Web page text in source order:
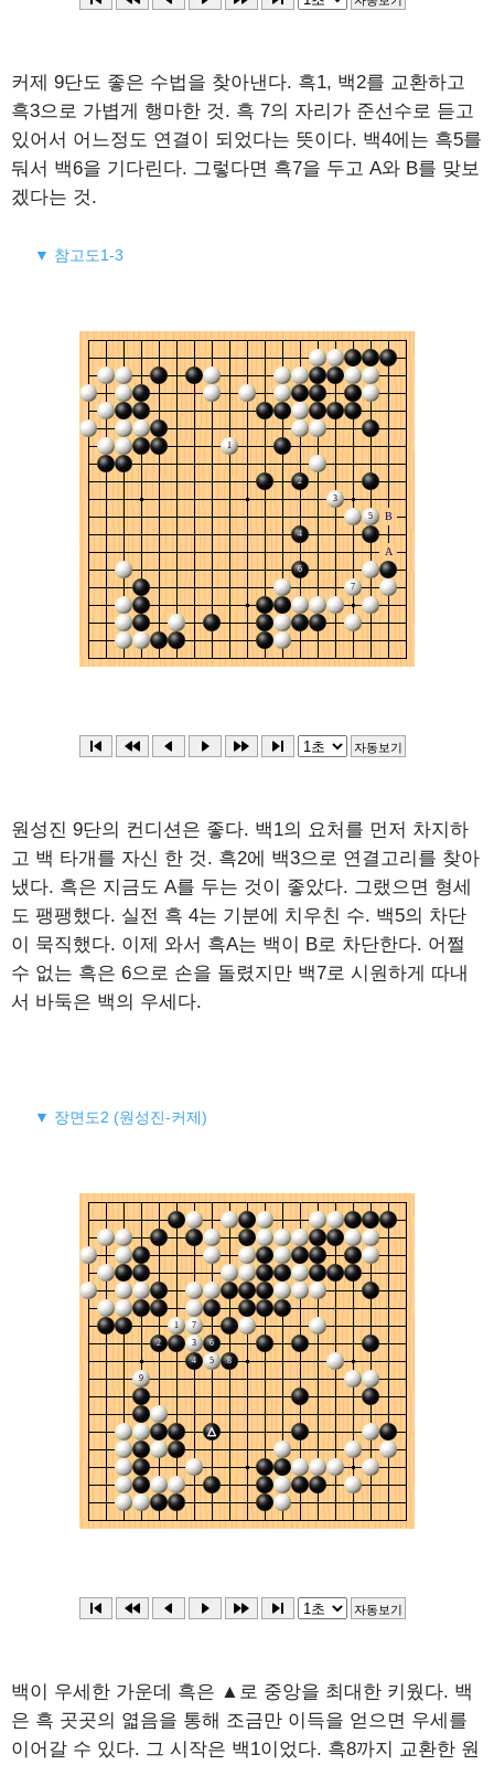
커제 9단도 좋은 수법을 찾아낸다. 흑1, 백2를 교환하고
흑3으로 가볍게 행마한 것. 흑 7의 자리가 준선수로 듣고
있어서 어느정도 연결이 되었다는 뜻이다. 백4에는 흑5를
둬서 백6을 기다린다. 그렇다면 흑7을 두고 A와 B를 맞보
겠다는 것.
▼ 참고도1-3
원성진 9단의 컨디션은 좋다. 백1의 요처를 먼저 차지하
고 백 타개를 자신 한 것. 흑2에 백3으로 연결고리를 찾아
냈다. 흑은 지금도 A를 두는 것이 좋았다. 그랬으면 형세
도 팽팽했다. 실전 흑 4는 기분에 치우친 수. 백5의 차단
이 묵직했다. 이제 와서 흑A는 백이 B로 차단한다. 어쩔
수 없는 흑은 6으로 손을 돌렸지만 백7로 시원하게 따내
서 바둑은 백의 우세다.
▼ 장면도2 (원성진-커제)
백이 우세한 가운데 흑은 ▲로 중앙을 최대한 키웠다. 백
은 흑 곳곳의 엷음을 통해 조금만 이득을 얻으면 우세를
이어갈 수 있다. 그 시작은 백1이었다. 흑8까지 교환한 원